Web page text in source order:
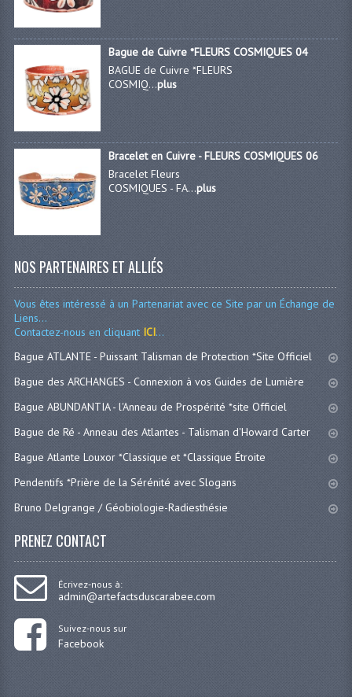
Bague de Cuivre *FLEURS COSMIQUES 04
BAGUE de Cuivre *FLEURS
COSMIQ...plus
Bracelet en Cuivre - FLEURS COSMIQUES 06
Bracelet Fleurs
COSMIQUES - FA...plus
NOS PARTENAIRES ET ALLIÉS
Vous êtes intéressé à un Partenariat avec ce Site par un Échange de
Liens...
Contactez-nous en cliquantICI...
Bague ATLANTE - Puissant Talisman de Protection *Site Officiel
Bague des ARCHANGES - Connexion à vos Guides de Lumière
Bague ABUNDANTIA - l'Anneau de Prospérité *site Officiel
Bague de Ré - Anneau des Atlantes - Talisman d'Howard Carter
Bague Atlante Louxor *Classique et *Classique Étroite
Pendentifs *Prière de la Sérénité avec Slogans
Bruno Delgrange / Géobiologie-Radiesthésie
PRENEZ CONTACT
Écrivez-nous à:
admin@artefactsduscarabee.com
Suivez-nous sur
Facebook